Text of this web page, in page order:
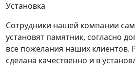
Установка
Сотрудники нашей компании
установят памятник, согласно
все пожелания наших клиентов.
сделана качественно и в